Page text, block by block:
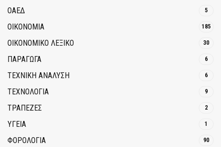
ΟΑΕΔ 5
ΟΙΚΟΝΟΜΙΑ 185
ΟΙΚΟΝΟΜΙΚΟ ΛΕΞΙΚΟ 30
ΠΑΡΑΓΩΓΑ 6
ΤΕΧΝΙΚΗ ΑΝΑΛΥΣΗ 6
ΤΕΧΝΟΛΟΓΙΑ 9
ΤΡΆΠΕΖΕΣ 2
ΥΓΕΙΑ 1
ΦΟΡΟΛΟΓΙΑ 90